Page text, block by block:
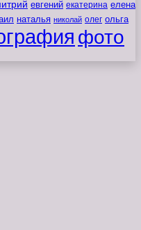
евгений екатерина елена
наталья николай олег ольга
фото